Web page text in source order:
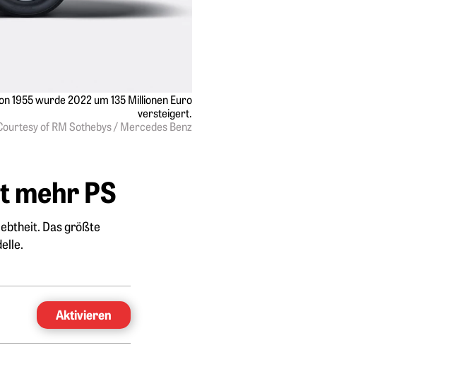
1955 wurde 2022 um 135 Millionen ­Euro
versteigert.
of RM Sothebys / Mercedes Benz
mehr PS
Das größte
Aktivieren